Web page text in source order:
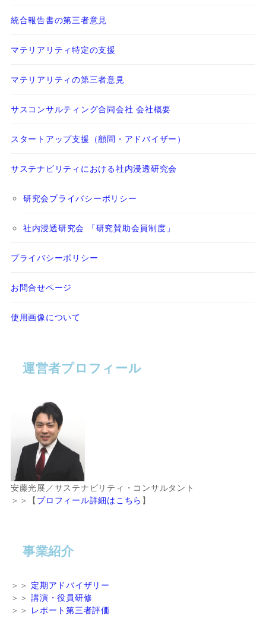
統合報告書の第三者意見
マテリアリティ特定の支援
マテリアリティの第三者意見
サスコンサルティング合同会社 会社概要
スタートアップ支援（顧問・アドバイザー）
サステナビリティにおける社内浸透研究会
研究会プライバシーポリシー
社内浸透研究会 「研究賛助会員制度」
プライバシーポリシー
お問合せページ
使用画像について
運営者プロフィール
安藤光展／サステナビリティ・コンサルタント
＞＞【 プロフィール詳細はこちら 】
事業紹介
＞＞ 定期アドバイザリー
＞＞講演・役員研修
＞＞ レポート第三者評価